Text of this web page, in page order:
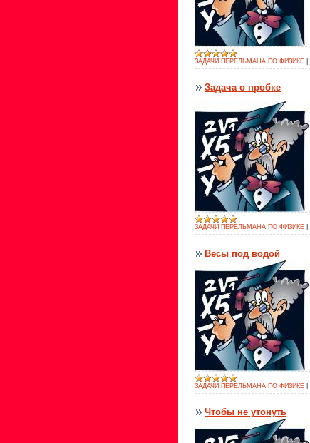
ЗАДАЧИ ПЕРЕЛЬМАНА ПО ФИЗИКЕ
Задача о пробке
ЗАДАЧИ ПЕРЕЛЬМАНА ПО ФИЗИКЕ
Весы под водой
ЗАДАЧИ ПЕРЕЛЬМАНА ПО ФИЗИКЕ
Чтобы не утонуть